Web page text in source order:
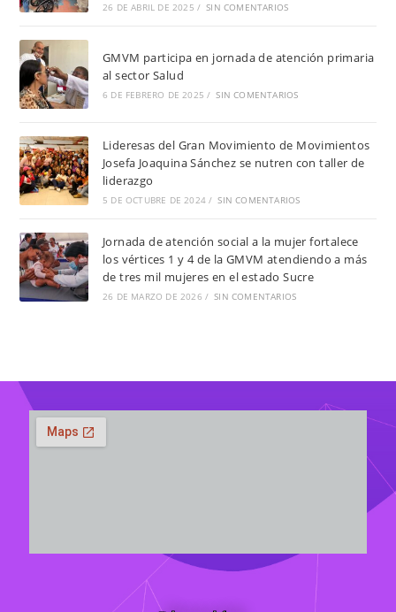
26 DE ABRIL DE 2025 / SIN COMENTARIOS
GMVM participa en jornada de atención primaria
al sector Salud
6 DE FEBRERO DE 2025 / SIN COMENTARIOS
Lideresas del Gran Movimiento de Movimientos
Josefa Joaquina Sánchez se nutren con taller de
liderazgo
5 DE OCTUBRE DE 2024 / SIN COMENTARIOS
Jornada de atención social a la mujer fortalece
los vértices 1 y 4 de la GMVM atendiendo a más
de tres mil mujeres en el estado Sucre
26 DE MARZO DE 2026 / SIN COMENTARIOS